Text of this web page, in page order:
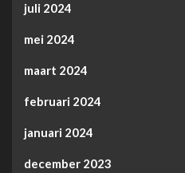
juli 2024
mei 2024
maart 2024
februari 2024
januari 2024
december 2023